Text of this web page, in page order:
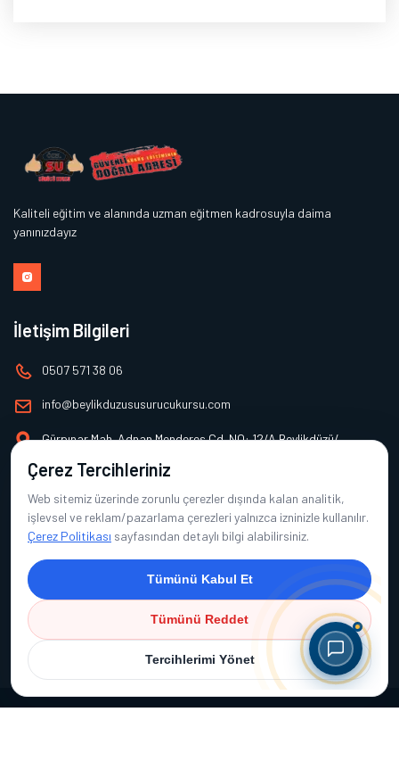
Kaliteli eğitim ve alanında uzman eğitmen kadrosuyla daima
yanınızdayız
İletişim Bilgileri
0507 571 38 06
info@beylikduzususurucukursu.com
Gürpınar Mah. Adnan Menderes Cd. NO: 12/A Beylikdüzü/
Alt Menü
Hakkımızda
Hizmetler
Görseller
İletişim
Çerez Tercihleriniz
Web sitemiz üzerinde zorunlu çerezler dışında kalan analitik,
işlevsel ve reklam/pazarlama çerezleri yalnızca izninizle kullanılır.
Çerez Politikası sayfasından detaylı bilgi alabilirsiniz.
Tümünü Kabul Et
Tümünü Reddet
Tercihlerimi Yönet